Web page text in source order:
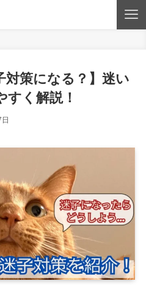
対策になる？】迷い
く解説！